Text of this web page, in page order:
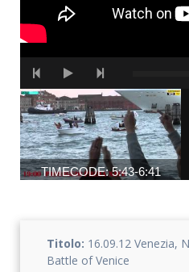
TIMECODE: 5:43-6:41
Titolo: 16.09.12 Venezia,
Battle of Venice